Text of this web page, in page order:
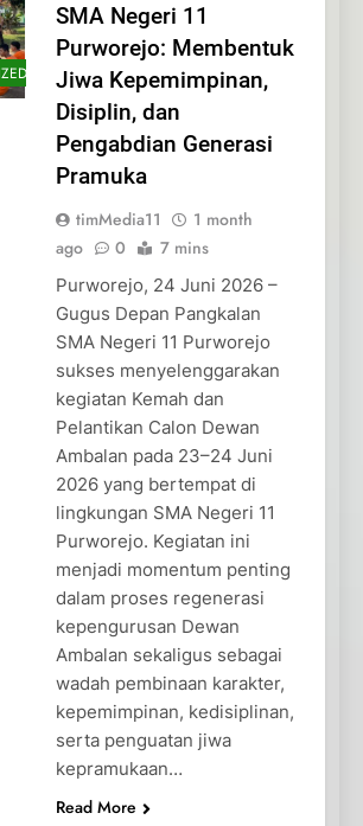
SMA Negeri 11
Purworejo: Membentuk
Jiwa Kepemimpinan,
Disiplin, dan
Pengabdian Generasi
Pramuka
timMedia11
1 month
ago
0 7 mins
Purworejo, 24 Juni 2026 –
Gugus Depan Pangkalan
SMA Negeri 11 Purworejo
sukses menyelenggarakan
kegiatan Kemah dan
Pelantikan Calon Dewan
Ambalan pada 23–24 Juni
2026 yang bertempat di
lingkungan SMA Negeri 11
Purworejo. Kegiatan ini
menjadi momentum penting
dalam proses regenerasi
kepengurusan Dewan
Ambalan sekaligus sebagai
wadah pembinaan karakter,
kepemimpinan, kedisiplinan,
serta penguatan jiwa
kepramukaan…
Read More